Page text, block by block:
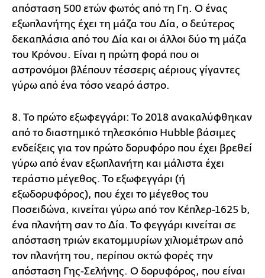
απόσταση 500 ετών φωτός από τη Γη. Ο ένας
εξωπλανήτης έχει τη μάζα του Δία, ο δεύτερος
δεκαπλάσια από του Δία και οι άλλοι δύο τη μάζα
του Κρόνου. Είναι η πρώτη φορά που οι
αστρονόμοι βλέπουν τέσσερις αέριους γίγαντες
γύρω από ένα τόσο νεαρό άστρο.
8. Το πρώτο εξωφεγγάρι: Το 2018 ανακαλύφθηκαν
από το διαστημικό τηλεσκόπιο Hubble βάσιμες
ενδείξεις για τον πρώτο δορυφόρο που έχει βρεθεί
γύρω από έναν εξωπλανήτη και μάλιστα έχει
τεράστιο μέγεθος. Το εξωφεγγάρι (ή
εξωδορυφόρος), που έχει το μέγεθος του
Ποσειδώνα, κινείται γύρω από τον Κέπλερ-1625 b,
ένα πλανήτη σαν το Δία. Το φεγγάρι κινείται σε
απόσταση τριών εκατομμυρίων χιλιομέτρων από
τον πλανήτη του, περίπου οκτώ φορές την
απόσταση Γης-Σελήνης. Ο δορυφόρος, που είναι